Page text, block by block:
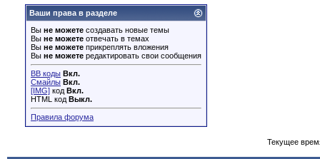
Ваши права в разделе
Вы не можете создавать новые темы
Вы не можете отвечать в темах
Вы не можете прикреплять вложения
Вы не можете редактировать свои сообщения
BB коды Вкл.
Смайлы Вкл.
[IMG] код Вкл.
HTML код Выкл.
Правила форума
Текущее